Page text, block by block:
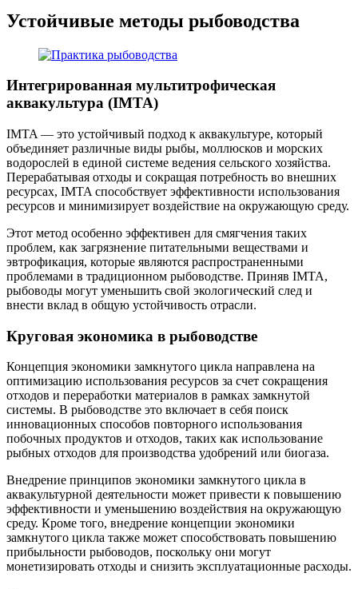
Устойчивые методы рыбоводства
Интегрированная мультитрофическая
аквакультура (IMTA)
IMTA — это устойчивый подход к аквакультуре, который
объединяет различные виды рыбы, моллюсков и морских
водорослей в единой системе ведения сельского хозяйства.
Перерабатывая отходы и сокращая потребность во внешних
ресурсах, IMTA способствует эффективности использования
ресурсов и минимизирует воздействие на окружающую среду.
Этот метод особенно эффективен для смягчения таких
проблем, как загрязнение питательными веществами и
эвтрофикация, которые являются распространенными
проблемами в традиционном рыбоводстве. Приняв IMTA,
рыбоводы могут уменьшить свой экологический след и
внести вклад в общую устойчивость отрасли.
Круговая экономика в рыбоводстве
Концепция экономики замкнутого цикла направлена ​​на
оптимизацию использования ресурсов за счет сокращения
отходов и переработки материалов в рамках замкнутой
системы. В рыбоводстве это включает в себя поиск
инновационных способов повторного использования
побочных продуктов и отходов, таких как использование
рыбных отходов для производства удобрений или биогаза.
Внедрение принципов экономики замкнутого цикла в
аквакультурной деятельности может привести к повышению
эффективности и уменьшению воздействия на окружающую
среду. Кроме того, внедрение концепции экономики
замкнутого цикла также может способствовать повышению
прибыльности рыбоводов, поскольку они могут
монетизировать отходы и снизить эксплуатационные расходы.